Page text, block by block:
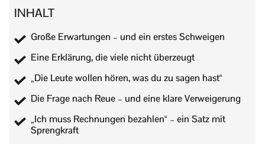
INHALT
Große Erwartungen – und ein erstes Schweigen
Eine Erklärung, die viele nicht überzeugt
„Die Leute wollen hören, was du zu sagen hast“
Die Frage nach Reue – und eine klare Verweigerung
„Ich muss Rechnungen bezahlen“ – ein Satz mit
Sprengkraft